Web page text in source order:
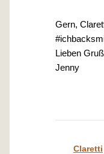
Gern,
Lieben
Jenny
Claretti